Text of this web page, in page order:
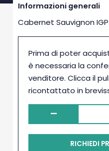
Informazioni generali
Cabernet Sauvignon
Prima di poter
è necessaria la
venditore. Clicca il
ricontattato in
-
RICHIEDI